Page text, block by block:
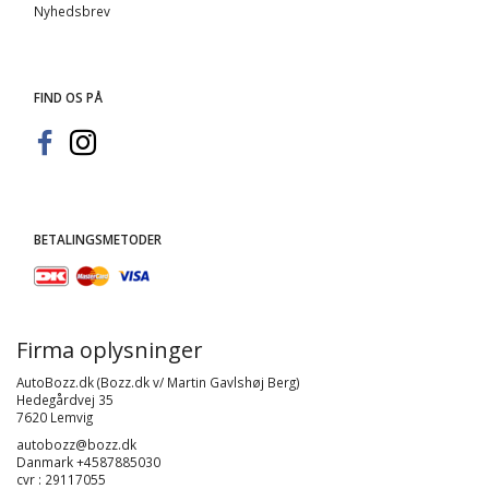
Nyhedsbrev
FIND OS PÅ
BETALINGSMETODER
Firma oplysninger
AutoBozz.dk (Bozz.dk v/ Martin Gavlshøj Berg)
Hedegårdvej 35
7620 Lemvig
autobozz@bozz.dk
Danmark +4587885030
cvr : 29117055